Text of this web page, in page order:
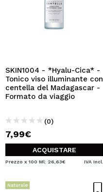
SKIN1004 - *Hyalu-Cica* -
Tonico viso illuminante con
centella del Madagascar -
Formato da viaggio
(0)
7,99€
ACQUISTARE
Prezzo x 100 Ml: 26,63€ IVA Incl.
Naturale